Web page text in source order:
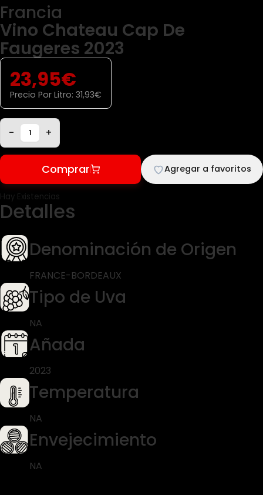
Francia
Vino Chateau Cap De
Faugeres 2023
23,95€
Precio Por Litro: 31,93€
- +
Comprar Agregar a favoritos
Hay Existencias
Detalles
Denominación de Origen
FRANCE-BORDEAUX
Tipo de Uva
NA
Añada
2023
Temperatura
NA
Envejecimiento
NA